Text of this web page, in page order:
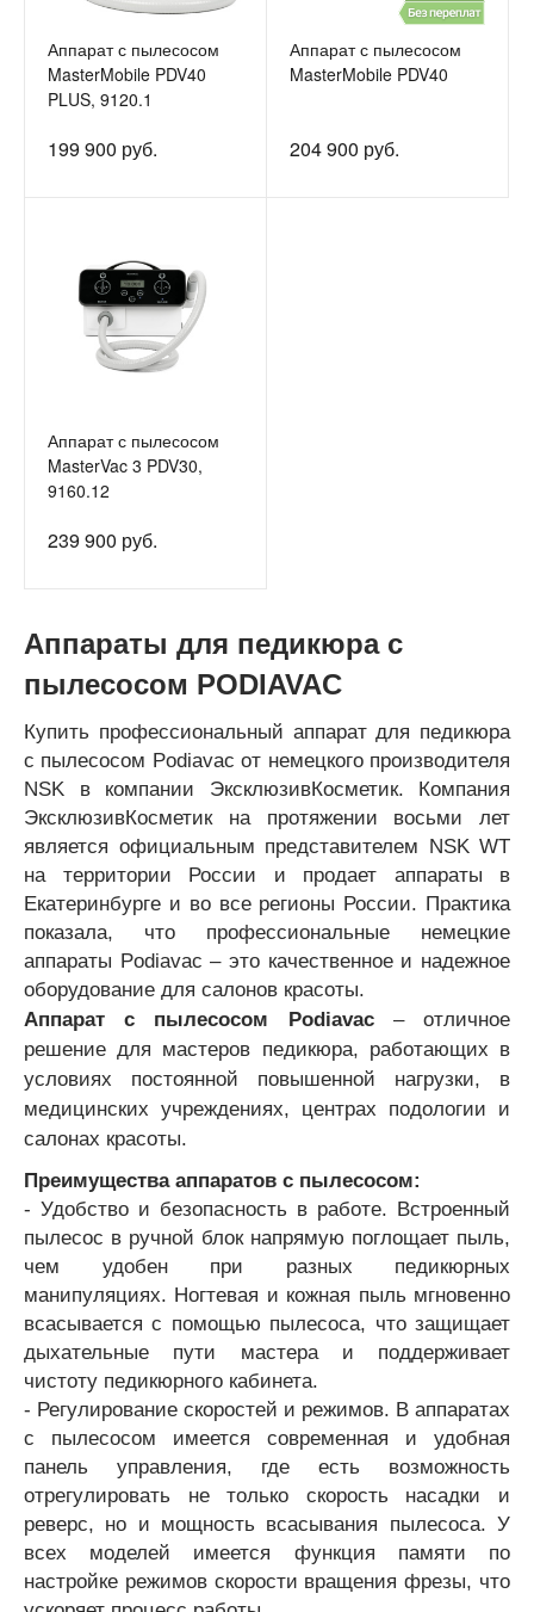
Аппарат с пылесосом
MasterMobile PDV40
PLUS, 9120.1
199 900 руб.
Аппарат с пылесосом
MasterMobile PDV40
204 900 руб.
Аппарат с пылесосом
MasterVac 3 PDV30,
9160.12
239 900 руб.
Аппараты для педикюра с
пылесосом PODIAVAC
Купить профессиональный аппарат для педикюра
с пылесосом Podiavac от немецкого производителя
NSK в компании ЭксклюзивКосметик. Компания
ЭксклюзивКосметик на протяжении восьми лет
является официальным представителем NSK WT
на территории России и продает аппараты в
Екатеринбурге и во все регионы России. Практика
показала, что профессиональные немецкие
аппараты Podiavac – это качественное и надежное
оборудование для салонов красоты.
Аппарат с пылесосом Podiavac– отличное
решение для мастеров педикюра, работающих в
условиях постоянной повышенной нагрузки, в
медицинских учреждениях, центрах подологии и
салонах красоты.
Преимущества аппаратов с пылесосом:
- Удобство и безопасность в работе. Встроенный
пылесос в ручной блок напрямую поглощает пыль,
чем удобен при разных педикюрных
манипуляциях. Ногтевая и кожная пыль мгновенно
всасывается с помощью пылесоса, что защищает
дыхательные пути мастера и поддерживает
чистоту педикюрного кабинета.
- Регулирование скоростей и режимов. В аппаратах
с пылесосом имеется современная и удобная
панель управления, где есть возможность
отрегулировать не только скорость насадки и
реверс, но и мощность всасывания пылесоса. У
всех моделей имеется функция памяти по
настройке режимов скорости вращения фрезы, что